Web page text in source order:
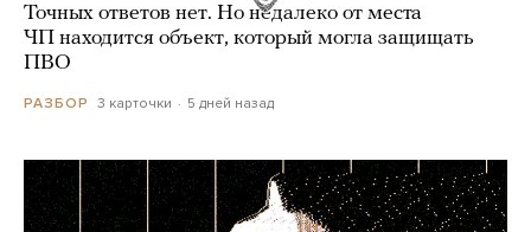
Точных ответов нет. Но недалеко от места
ЧП находится объект, который могла защищать
ПВО
РАЗБОР 3 карточки 5 дней назад